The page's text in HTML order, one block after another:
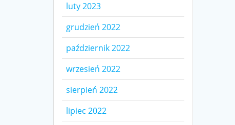
luty 2023
grudzień 2022
październik 2022
wrzesień 2022
sierpień 2022
lipiec 2022